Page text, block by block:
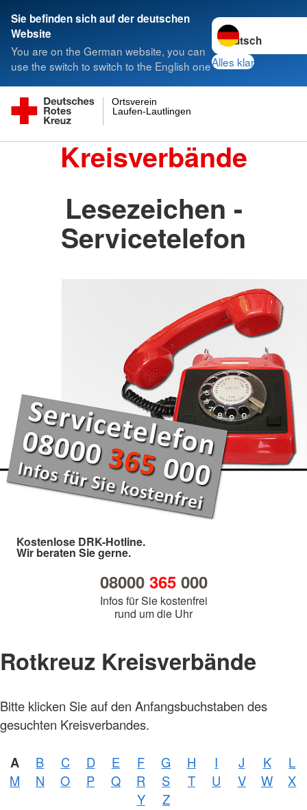
Sie befinden sich auf der deutschen
Website
You are on the German website, you can
use the switch to switch to the English one
Sprache wechseln
Alles klar
Laufen-Lautlingen
Ortsverein
Kreisverbände
Lesezeichen -
Servicetelefon
Kostenlose DRK-Hotline.
Wir beraten Sie gerne.
08000 365000
Infos für Sie kostenfrei
rund um die Uhr
Rotkreuz Kreisverbände
Bitte klicken Sie auf den Anfangsbuchstaben des
gesuchten Kreisverbandes.
A B C D E F G H I J K
L
M
N O P Q R S T U V W
X
Y
Z